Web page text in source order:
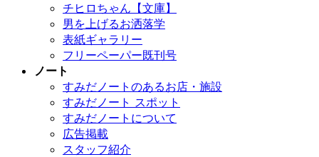
チヒロちゃん【文庫】
男を上げるお洒落学
表紙ギャラリー
フリーペーパー既刊号
ノート
すみだノートのあるお店・施設
すみだノート スポット
すみだノートについて
広告掲載
スタッフ紹介